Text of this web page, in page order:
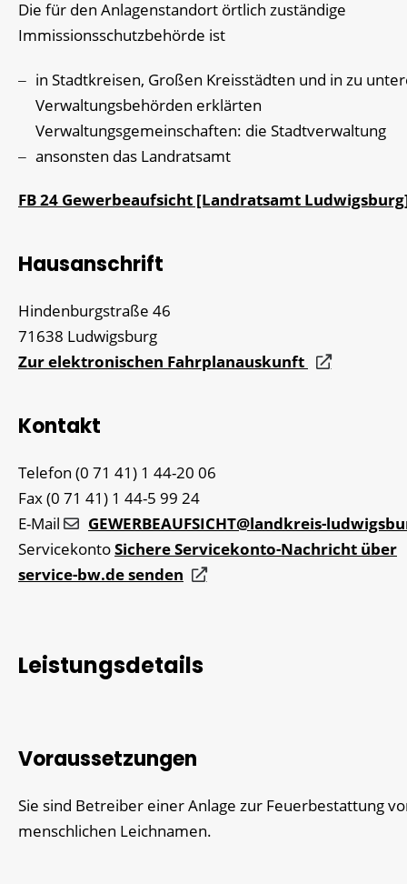
Die für den Anlagenstandort örtlich zuständige
Immissionsschutzbehörde ist
in Stadtkreisen, Großen Kreisstädten und in zu
Verwaltungsbehörden erklärten
Verwaltungsgemeinschaften: die Stadtverwaltung
ansonsten das Landratsamt
FB 24 Gewerbeaufsicht [Landratsamt
Hausanschrift
Hindenburgstraße 46
71638 Ludwigsburg
Zur elektronischen Fahrplanauskunft
Kontakt
Telefon (0 71 41) 1 44-20 06
Fax(0 71 41) 1 44-5 99 24
E-Mail
GEWERBEAUFSICHT@landkreis-
ServicekontoSichere Servicekonto-Nachricht über
service-bw.de senden
Leistungsdetails
Voraussetzungen
Sie sind Betreiber einer Anlage zur Feuerbestattung
menschlichen Leichnamen.